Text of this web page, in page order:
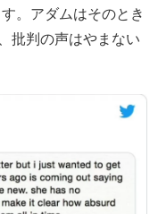
。アダムはそのとき
批判の声はやまない